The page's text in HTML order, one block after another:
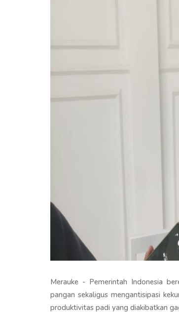
Merauke - Pemerintah Indonesia
pangan sekaligus mengantisipasi
produktivitas padi yang diakibatkan